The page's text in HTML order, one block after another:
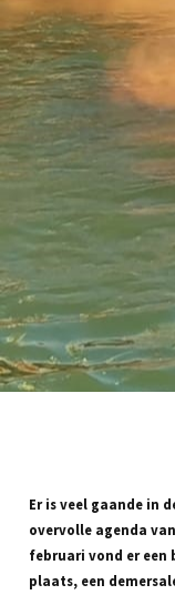
Er is veel gaande in
overvolle agenda
februari vond er een
plaats, een